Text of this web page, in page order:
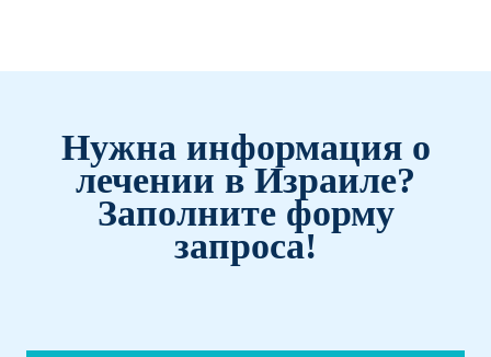
Нужна информация о
лечении в Израиле?
Заполните форму
запроса!